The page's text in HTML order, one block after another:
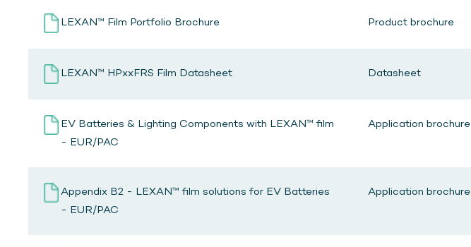
LEXAN™ Film Portfolio Brochure Product brochure
LEXAN™ HPxxFRS Film Datasheet Datasheet
EV Batteries & Lighting Components with LEXAN™ film
- EUR/PAC
Application brochure
Appendix B2 - LEXAN™ film solutions for EV Batteries
- EUR/PAC
Application brochure